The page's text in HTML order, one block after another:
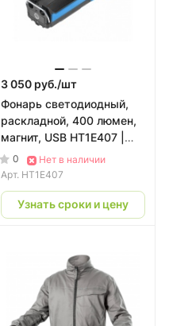
3 050 руб./шт
Фонарь светодиодный,
раскладной, 400 люмен,
магнит, USB HT1E407 |
HOEGERT
0
Нет в наличии
Арт. HT1E407
Узнать сроки и цену